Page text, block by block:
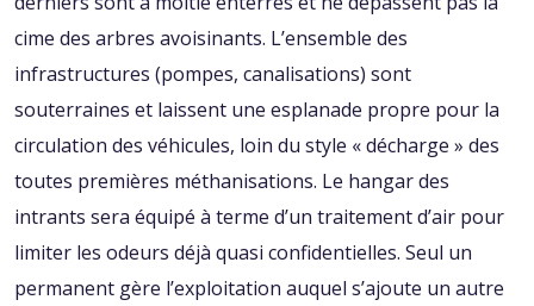
cime des arbres avoisinants. L’ensemble des
infrastructures (pompes, canalisations) sont
souterraines et laissent une esplanade propre pour la
circulation des véhicules, loin du style « décharge » des
toutes premières méthanisations. Le hangar des
intrants sera équipé à terme d’un traitement d’air pour
limiter les odeurs déjà quasi confidentielles. Seul un
permanent gère l’exploitation auquel s’ajoute un autre